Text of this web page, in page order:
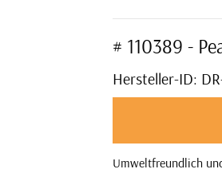
# 110389 -
Hersteller-ID:
Umweltfreundlich